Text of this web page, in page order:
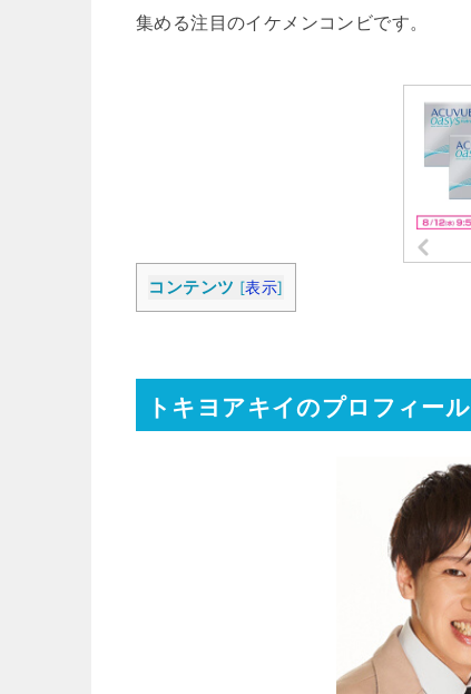
集める注目のイケメンコンビです。
コンテンツ [表示]
トキヨアキイのプロフィール